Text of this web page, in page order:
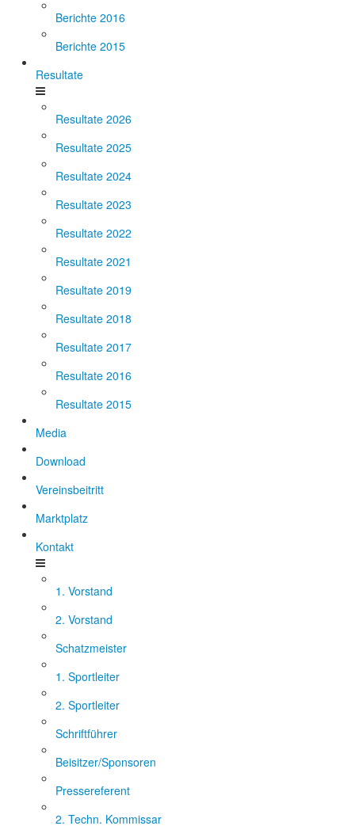
Berichte 2016
Berichte 2015
Resultate
Resultate 2026
Resultate 2025
Resultate 2024
Resultate 2023
Resultate 2022
Resultate 2021
Resultate 2019
Resultate 2018
Resultate 2017
Resultate 2016
Resultate 2015
Media
Download
Vereinsbeitritt
Marktplatz
Kontakt
1. Vorstand
2. Vorstand
Schatzmeister
1. Sportleiter
2. Sportleiter
Schriftführer
Beisitzer/Sponsoren
Pressereferent
2. Techn. Kommissar